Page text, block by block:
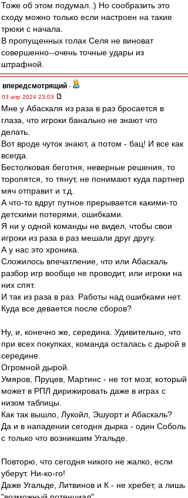
Тоже об этом подумал..) Но сообразить это
сходу можно только если настроен на такие
трюки с начала.
В пропущенных голах Селя не виноват
совершенно--очень точные удары из
штрафной.
впередсмотрящий -
03 апр 2024 23:03
Мне у Абаскаля из раза в раз бросается в
глаза, что игроки банально не знают что
делать.
Вот вроде чуток знают, а потом - бац! И все как
всегда.
Бестолковая беготня, неверные решения, то
торопятся, то тянут, не понимают куда партнер
мяч отправит и т.д.
А что-то вдруг путное прерывается какими-то
детскими потерями, ошибками.
Я ни у одной команды не видел, чтобы свои
игроки из раза в раз мешали друг другу.
А у нас это хроника.
Сложилось впечатление, что или Абаскаль
разбор игр вообще не проводит, или игроки на
них спят.
И так из раза в раз. Работы над ошибками нет.
Куда все девается после сборов?
Ну, и, конечно же, середина. Удивительно, что
при всех покупках, команда осталась с дырой в
середине.
Огромной дырой.
Умяров, Пруцев, Мартинс - не тот мозг, который
может в РПЛ дирижировать даже в играх с
низом таблицы.
Как так вышло, Лукойл, Эшуорт и Абаскаль?
Да и в нападении сегодня дырка - один Соболь
с только что возникшим Угальде.
Повторю, что сегодня никого не жалко, если
уберут. Ни-ко-го!
Даже Угальде, Литвинов и К - не хребет, а лишь